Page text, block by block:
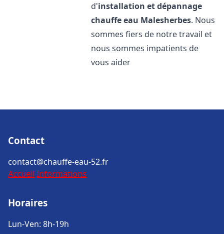
d'installation et dépannage
chauffe eau Malesherbes. Nous
sommes fiers de notre travail et
nous sommes impatients de
vous aider
Contact
contact@chauffe-eau-52.fr
Accueil Informations
Horaires
Lun-Ven: 8h-19h